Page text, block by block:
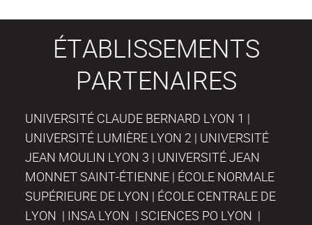
ÉTABLISSEMENTS
PARTENAIRES
UNIVERSITÉ CLAUDE BERNARD LYON 1 |
UNIVERSITÉ LUMIÈRE LYON 2 | UNIVERSITÉ
JEAN MOULIN LYON 3 | UNIVERSITÉ JEAN
MONNET SAINT-ÉTIENNE | ÉCOLE NORMALE
SUPÉRIEURE DE LYON | ÉCOLE CENTRALE DE
LYON | INSA LYON | SCIENCES PO LYON |